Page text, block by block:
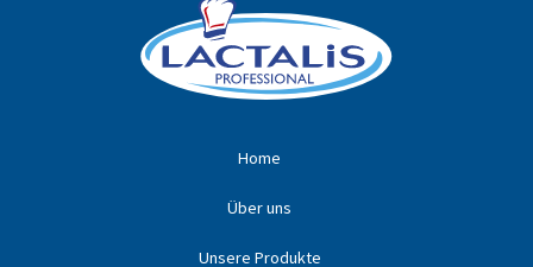
Home
Über uns
Unsere Produkte